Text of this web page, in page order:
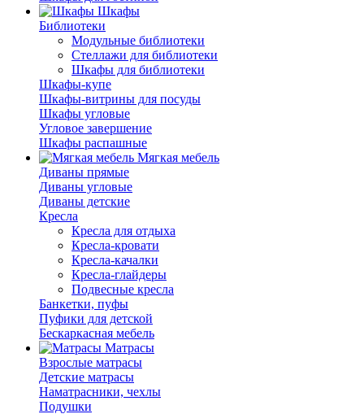
Шкафы
Библиотеки
Модульные библиотеки
Стеллажи для библиотеки
Шкафы для библиотеки
Шкафы-купе
Шкафы-витрины для посуды
Шкафы угловые
Угловое завершение
Шкафы распашные
Мягкая мебель
Диваны прямые
Диваны угловые
Диваны детские
Кресла
Кресла для отдыха
Кресла-кровати
Кресла-качалки
Кресла-глайдеры
Подвесные кресла
Банкетки, пуфы
Пуфики для детской
Бескаркасная мебель
Матрасы
Взрослые матрасы
Детские матрасы
Наматрасники, чехлы
Подушки